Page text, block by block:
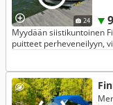
24
Myydään siistikuntoinen
puitteet perheveneilyyn,